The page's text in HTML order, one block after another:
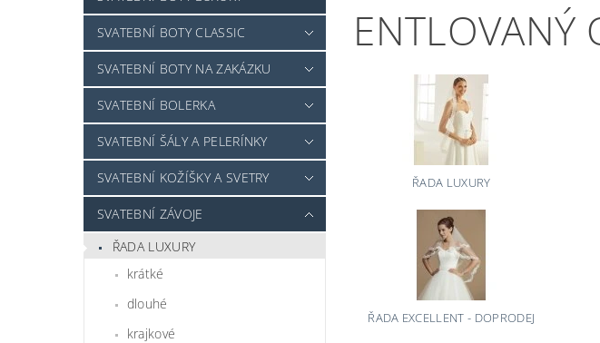
SVATEBNÍ BOTY CLASSIC
SVATEBNÍ BOTY NA ZAKÁZKU
SVATEBNÍ BOLERKA
SVATEBNÍ ŠÁLY A PELERÍNKY
SVATEBNÍ KOŽÍŠKY A SVETRY
SVATEBNÍ ZÁVOJE
ŘADA LUXURY
krátké
dlouhé
krajkové
ENTLOVANÝ
ŘADA LUXURY
ŘADA EXCELLENT - DOPRODEJ